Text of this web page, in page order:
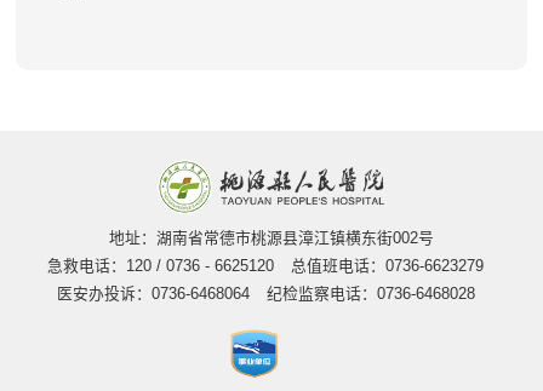
地址：湖南省常德市桃源县漳江镇横东街002号
急救电话：120 / 0736 - 6625120
总值班电话：0736-6623279
医安办投诉：0736-6468064
纪检监察电话：0736-6468028